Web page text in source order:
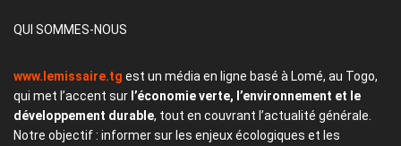
QUI SOMMES-NOUS
www.lemissaire.tg est un média en ligne basé à Lomé, au Togo,
qui met l’accent sur l’économie verte, l’environnement et le
développement durable, tout en couvrant l’actualité générale.
Notre objectif : informer sur les enjeux écologiques et les